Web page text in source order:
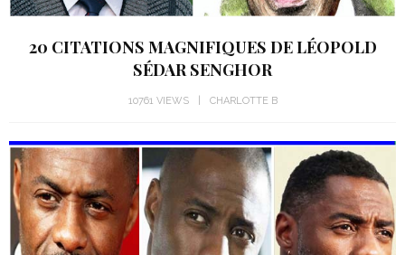
20 CITATIONS MAGNIFIQUES DE LÉOPOLD
SÉDAR SENGHOR
10761 VIEWS CHARLOTTE B